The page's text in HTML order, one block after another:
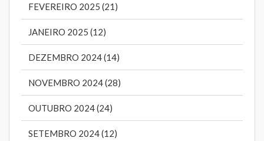
FEVEREIRO 2025 (21)
JANEIRO 2025 (12)
DEZEMBRO 2024 (14)
NOVEMBRO 2024 (28)
OUTUBRO 2024 (24)
SETEMBRO 2024 (12)